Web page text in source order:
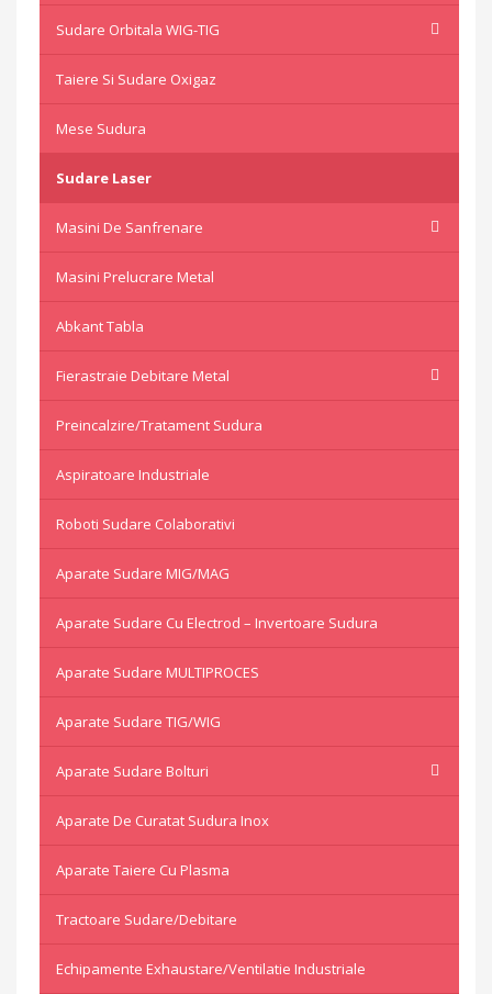
Sudare Orbitala WIG-TIG
Taiere Si Sudare Oxigaz
Mese Sudura
Sudare Laser
Masini De Sanfrenare
Masini Prelucrare Metal
Abkant Tabla
Fierastraie Debitare Metal
Preincalzire/Tratament Sudura
Aspiratoare Industriale
Roboti Sudare Colaborativi
Aparate Sudare MIG/MAG
Aparate Sudare Cu Electrod – Invertoare Sudura
Aparate Sudare MULTIPROCES
Aparate Sudare TIG/WIG
Aparate Sudare Bolturi
Aparate De Curatat Sudura Inox
Aparate Taiere Cu Plasma
Tractoare Sudare/Debitare
Echipamente Exhaustare/Ventilatie Industriale